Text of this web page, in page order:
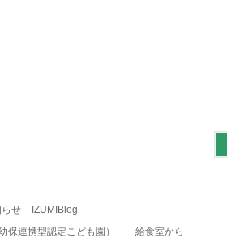
せ
IZUMIBlog
保連携型認定こども園） 給食室から